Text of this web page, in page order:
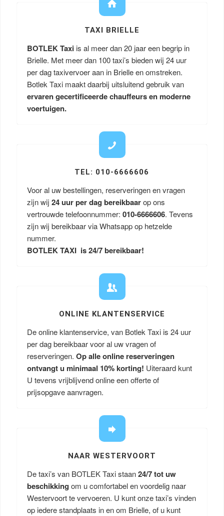
TAXI BRIELLE
BOTLEK Taxi is al meer dan 20 jaar een begrip in
Brielle. Met meer dan 100 taxi’s bieden wij 24 uur
per dag taxivervoer aan in Brielle en omstreken.
Botlek Taxi maakt daarbij uitsluitend gebruik van
ervaren gecertificeerde chauffeurs en moderne
voertuigen.
TEL: 010-6666606
Voor al uw bestellingen, reserveringen en vragen
zijn wij 24 uur per dag bereikbaarop ons
vertrouwde telefoonnummer: 010-6666606. Tevens
zijn wij bereikbaar via Whatsapp op hetzelde
nummer.
BOTLEK TAXI is 24/7 bereikbaar!
ONLINE KLANTENSERVICE
De online klantenservice, van Botlek Taxi is 24 uur
per dag bereikbaar voor al uw vragen of
reserveringen. Op alle online reserveringen
ontvangt u minimaal 10% korting! Uiteraard kunt
U tevens vrijblijvend online een offerte of
prijsopgave aanvragen.
NAAR WESTERVOORT
De taxi’s van BOTLEK Taxi staan24/7 tot uw
beschikking om u comfortabel en voordelig naar
Westervoort te vervoeren. U kunt onze taxi’s vinden
op iedere standplaats in en om Brielle, of u kunt